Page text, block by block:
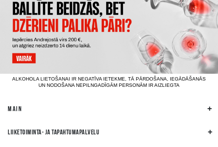
ALKOHOLA LIETOŠANAI IR NEGATĪVA IETEKME, TĀ PĀRDOŠANA, IEGĀDĀŠANĀS
UN NODOŠANA NEPILNGADĪGĀM PERSONĀM IR AIZLIEGTA
MAIN
LIIKETOIMINTA- JA TAPAHTUMAPALVELU